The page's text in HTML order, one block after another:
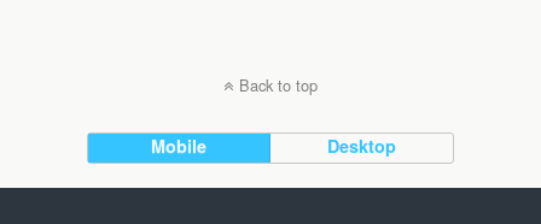
Back to top
Mobile Desktop